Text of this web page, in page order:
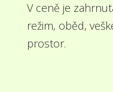
V ceně je
režim, oběd,
prostor.